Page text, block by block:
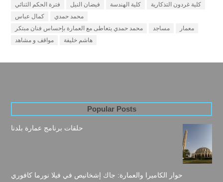
فترة الحكم الثنائي
فيضان النيل كلية الهندسة
كلية غردون التذكارية
كمال عباس
محمد حمدي
محمد حمدي يتعاطى مع العمارة بإحساس فنان مبتكر
مساجد
معمار
مواقف و مشاهد
هاشم خليفة
Popular Posts
حلقات برنامج عمارة بلدنا
حوار الكاميرا والعمارة: جاك إشخانيص في فيلا نورما كافوري